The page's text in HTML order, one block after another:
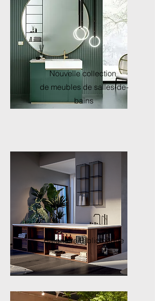
Nouvelle collection
de meubles de salles-de-
bains
Baignoire/Bibliothèque